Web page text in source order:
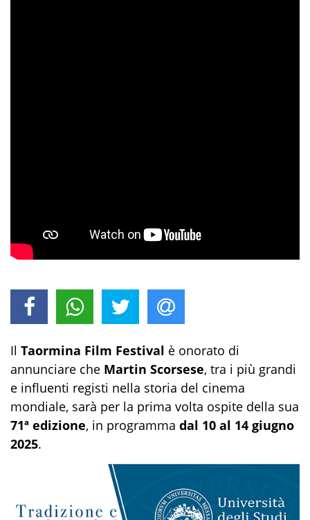
Il Taormina Film Festival è onorato di
annunciare che Martin Scorsese, tra i più grandi
e influenti registi nella storia del cinema
mondiale, sarà per la prima volta ospite della sua
71ª edizione, in programma dal 10 al 14 giugno
2025.